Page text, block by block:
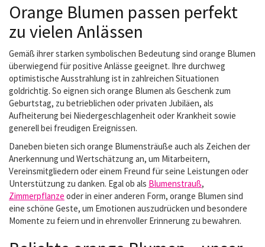
Orange Blumen passen perfekt
zu vielen Anlässen
Gemäß ihrer starken symbolischen Bedeutung sind orange Blumen
überwiegend für positive Anlässe geeignet. Ihre durchweg
optimistische Ausstrahlung ist in zahlreichen Situationen
goldrichtig. So eignen sich orange Blumen als Geschenk zum
Geburtstag, zu betrieblichen oder privaten Jubiläen, als
Aufheiterung bei Niedergeschlagenheit oder Krankheit sowie
generell bei freudigen Ereignissen.
Daneben bieten sich orange Blumensträuße auch als Zeichen der
Anerkennung und Wertschätzung an, um Mitarbeitern,
Vereinsmitgliedern oder einem Freund für seine Leistungen oder
Unterstützung zu danken. Egal ob als Blumenstrauß,
Zimmerpflanze oder in einer anderen Form, orange Blumen sind
eine schöne Geste, um Emotionen auszudrücken und besondere
Momente zu feiern und in ehrenvoller Erinnerung zu bewahren.